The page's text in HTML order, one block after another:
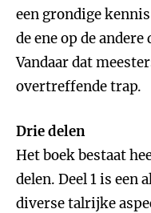
een grondige
de ene op de
Vandaar dat
overtreffende trap.
Drie delen
Het boek bestaat
delen. Deel 1 is een
diverse talrijke